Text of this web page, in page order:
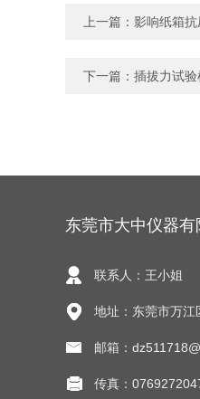
上一篇： 影响纸箱
下一篇： 插拔力试
东莞市大中仪器有
联系人：王小姐
地址：东莞市万江
邮箱：
传真：